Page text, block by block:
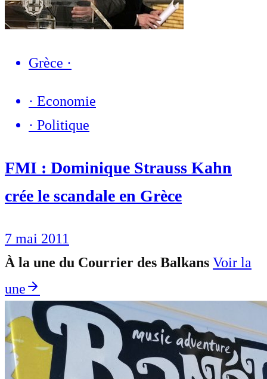
Grèce ·
· Economie
· Politique
FMI : Dominique Strauss Kahn
crée le scandale en Grèce
7 mai 2011
À la une du Courrier des Balkans Voir la
une